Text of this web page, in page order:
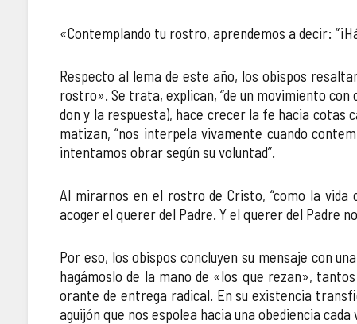
«Contemplando tu rostro, aprendemos a decir:
Respecto al lema de este año, los obispos
rostro». Se trata, explican, “de un movimiento
don y la respuesta), hace crecer la fe hacia cotas
matizan, “nos interpela vivamente cuando
intentamos obrar según su voluntad”.
Al mirarnos en el rostro de Cristo, “como la
acoger el querer del Padre. Y el querer del Padre
Por eso, los obispos concluyen su mensaje con
hagámoslo de la mano de «los que rezan»,
orante de entrega radical. En su existencia
aguijón que nos espolea hacia una obediencia